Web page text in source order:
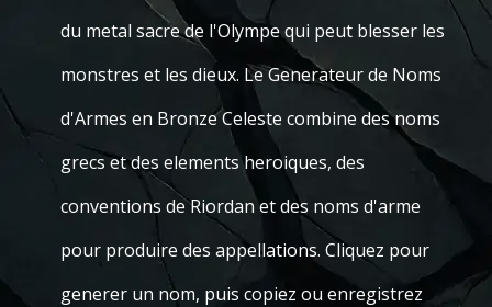
du metal sacre de l'Olympe qui peut blesser les
monstres et les dieux. Le Generateur de Noms
d'Armes en Bronze Celeste combine des noms
grecs et des elements heroiques, des
conventions de Riordan et des noms d'arme
pour produire des appellations. Cliquez pour
generer un nom, puis copiez ou enregistrez